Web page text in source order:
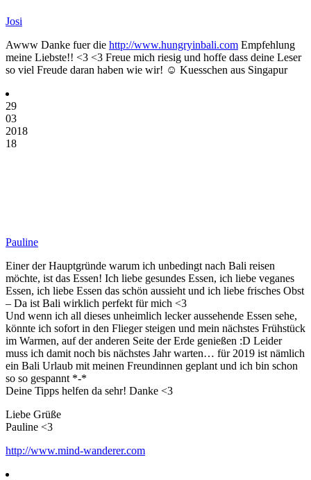
Josi
Awww Danke fuer die http://www.hungryinbali.com Empfehlung
meine Liebste!! <3 <3 Freue mich riesig und hoffe dass deine Leser
so viel Freude daran haben wie wir! ☺️ Kuesschen aus Singapur
29
03
2018
18
Pauline
Einer der Hauptgründe warum ich unbedingt nach Bali reisen
möchte, ist das Essen! Ich liebe gesundes Essen, ich liebe veganes
Essen, ich liebe Essen das schön aussieht und ich liebe frisches Obst
– Da ist Bali wirklich perfekt für mich <3
Und wenn ich all dieses unheimlich lecker aussehende Essen sehe,
könnte ich sofort in den Flieger steigen und mein nächstes Frühstück
im Warmen, auf der anderen Seite der Erde genießen :D Leider
muss ich damit noch bis nächstes Jahr warten… für 2019 ist nämlich
ein Bali Urlaub mit meinen Freundinnen geplant und ich bin schon
so so gespannt *-*
Deine Tipps helfen da sehr! Danke <3
Liebe Grüße
Pauline <3
http://www.mind-wanderer.com